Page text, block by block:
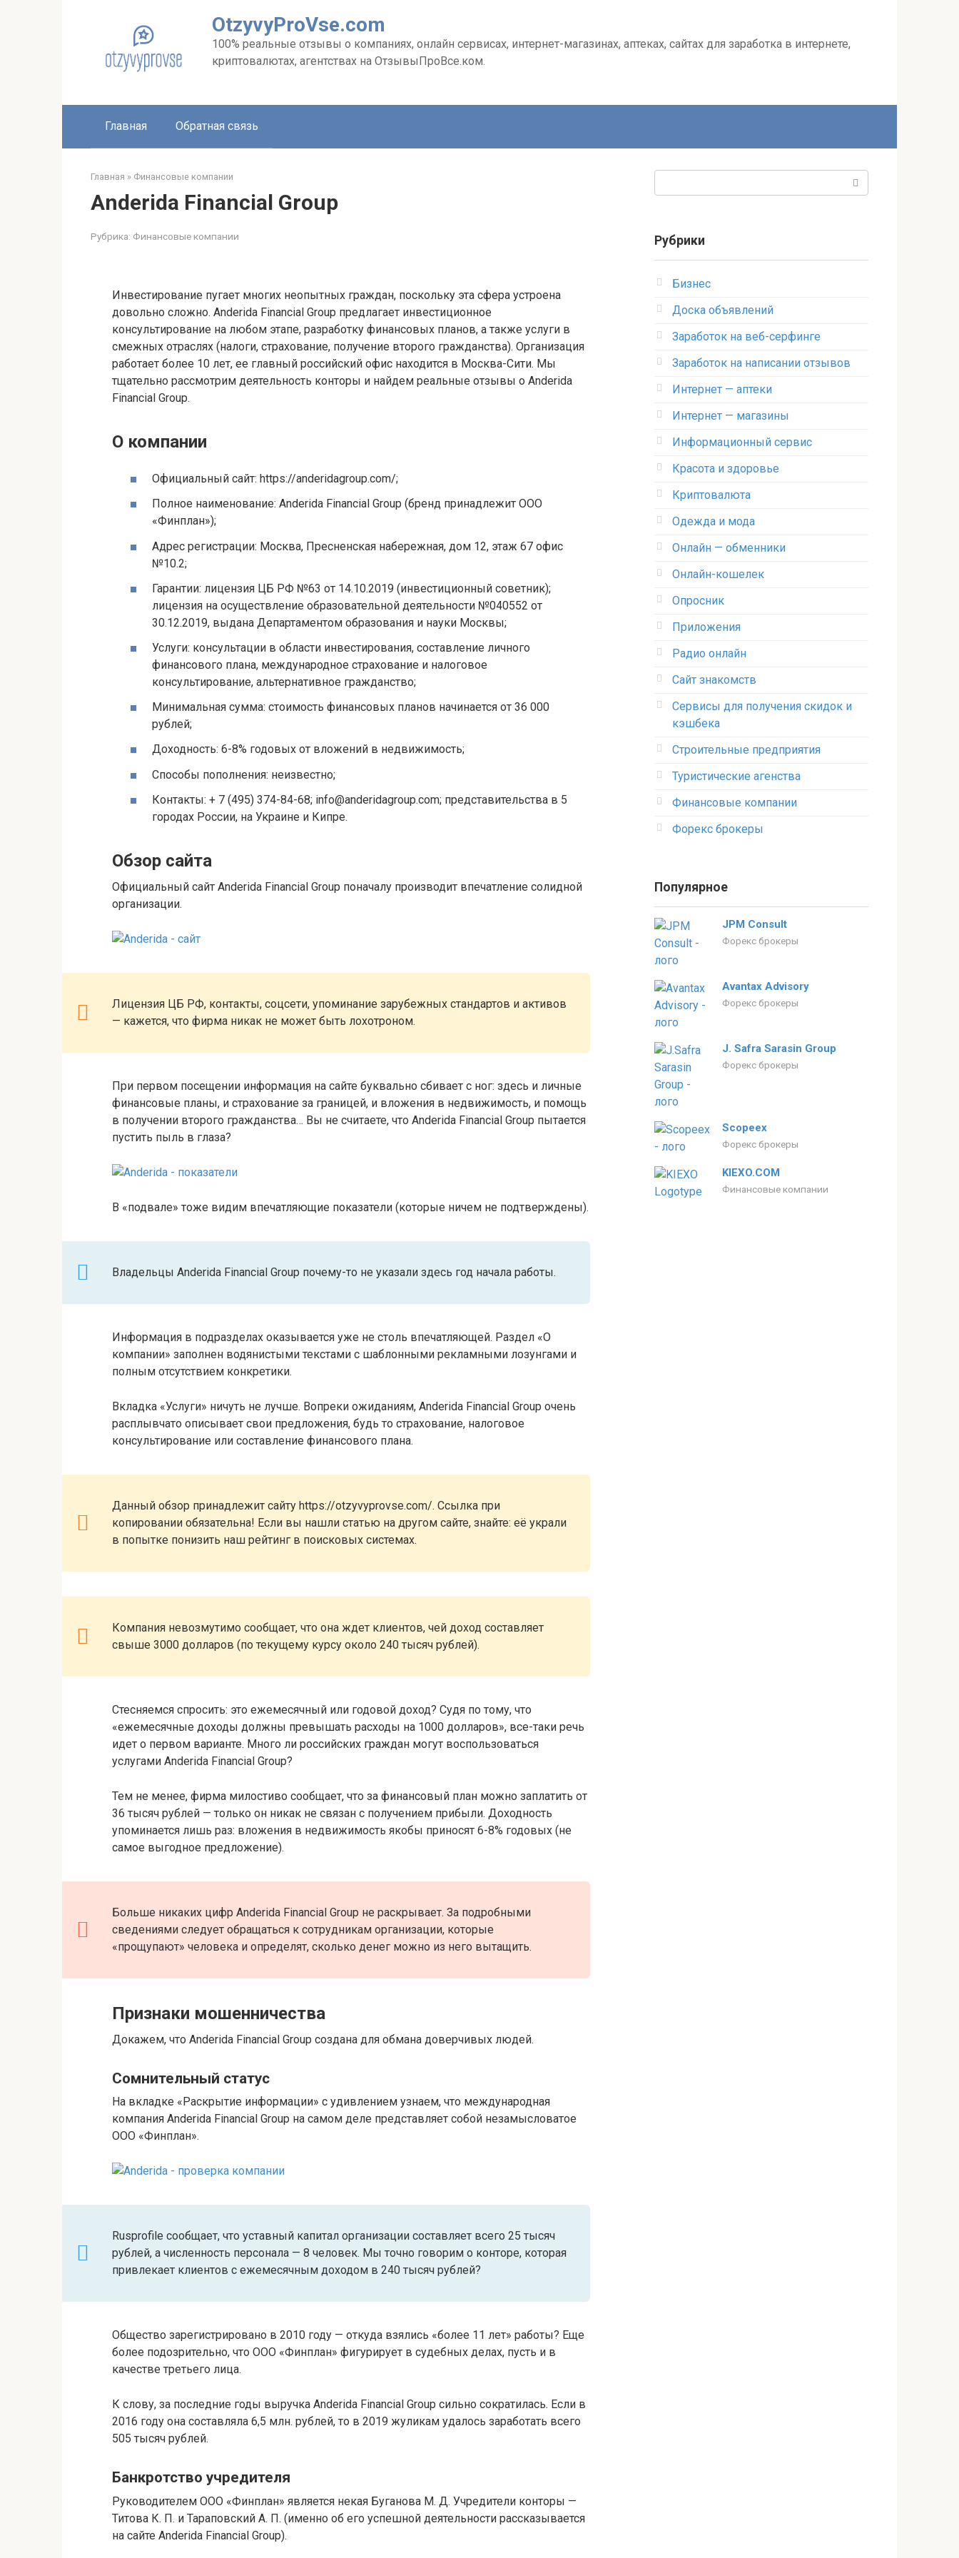
OtzyvyProVse.com
100% реальные отзывы о компаниях, онлайн сервисах, интернет-магазинах, аптеках, сайтах для заработка в интернете,
криптовалютах, агентствах на ОтзывыПроВсе.ком.
Главная Обратная связь
Главная » Финансовые компании
Anderida Financial Group
Рубрика: Финансовые компании
Инвестирование пугает многих неопытных граждан, поскольку эта сфера устроена
довольно сложно. Anderida Financial Group предлагает инвестиционное
консультирование на любом этапе, разработку финансовых планов, а также услуги в
смежных отраслях (налоги, страхование, получение второго гражданства). Организация
работает более 10 лет, ее главный российский офис находится в Москва-Сити. Мы
тщательно рассмотрим деятельность конторы и найдем реальные отзывы о Anderida
Financial Group.
О компании
Официальный сайт: https://anderidagroup.com/;
Полное наименование: Anderida Financial Group (бренд принадлежит ООО
«Финплан»);
Адрес регистрации: Москва, Пресненская набережная, дом 12, этаж 67 офис
№10.2;
Гарантии: лицензия ЦБ РФ №63 от 14.10.2019 (инвестиционный советник);
лицензия на осуществление образовательной деятельности №040552 от
30.12.2019, выдана Департаментом образования и науки Москвы;
Услуги: консультации в области инвестирования, составление личного
финансового плана, международное страхование и налоговое
консультирование, альтернативное гражданство;
Минимальная сумма: стоимость финансовых планов начинается от 36 000
рублей;
Доходность: 6-8% годовых от вложений в недвижимость;
Способы пополнения: неизвестно;
Контакты: + 7 (495) 374-84-68; info@anderidagroup.com; представительства в 5
городах России, на Украине и Кипре.
Обзор сайта
Официальный сайт Anderida Financial Group поначалу производит впечатление солидной
организации.
Лицензия ЦБ РФ, контакты, соцсети, упоминание зарубежных стандартов и активов
— кажется, что фирма никак не может быть лохотроном.
При первом посещении информация на сайте буквально сбивает с ног: здесь и личные
финансовые планы, и страхование за границей, и вложения в недвижимость, и помощь
в получении второго гражданства… Вы не считаете, что Anderida Financial Group пытается
пустить пыль в глаза?
В «подвале» тоже видим впечатляющие показатели (которые ничем не подтверждены).
Владельцы Anderida Financial Group почему-то не указали здесь год начала работы.
Информация в подразделах оказывается уже не столь впечатляющей. Раздел «О
компании» заполнен водянистыми текстами с шаблонными рекламными лозунгами и
полным отсутствием конкретики.
Вкладка «Услуги» ничуть не лучше. Вопреки ожиданиям, Anderida Financial Group очень
расплывчато описывает свои предложения, будь то страхование, налоговое
консультирование или составление финансового плана.
Данный обзор принадлежит сайту https://otzyvyprovse.com/. Ссылка при
копировании обязательна! Если вы нашли статью на другом сайте, знайте: её украли
в попытке понизить наш рейтинг в поисковых системах.
Компания невозмутимо сообщает, что она ждет клиентов, чей доход составляет
свыше 3000 долларов (по текущему курсу около 240 тысяч рублей).
Стесняемся спросить: это ежемесячный или годовой доход? Судя по тому, что
«ежемесячные доходы должны превышать расходы на 1000 долларов», все-таки речь
идет о первом варианте. Много ли российских граждан могут воспользоваться
услугами Anderida Financial Group?
Тем не менее, фирма милостиво сообщает, что за финансовый план можно заплатить от
36 тысяч рублей — только он никак не связан с получением прибыли. Доходность
упоминается лишь раз: вложения в недвижимость якобы приносят 6-8% годовых (не
самое выгодное предложение).
Больше никаких цифр Anderida Financial Group не раскрывает. За подробными
сведениями следует обращаться к сотрудникам организации, которые
«прощупают» человека и определят, сколько денег можно из него вытащить.
Признаки мошенничества
Докажем, что Anderida Financial Group создана для обмана доверчивых людей.
Сомнительный статус
На вкладке «Раскрытие информации» с удивлением узнаем, что международная
компания Anderida Financial Group на самом деле представляет собой незамысловатое
ООО «Финплан».
Rusprofile сообщает, что уставный капитал организации составляет всего 25 тысяч
рублей, а численность персонала — 8 человек. Мы точно говорим о конторе, которая
привлекает клиентов с ежемесячным доходом в 240 тысяч рублей?
Общество зарегистрировано в 2010 году — откуда взялись «более 11 лет» работы? Еще
более подозрительно, что ООО «Финплан» фигурирует в судебных делах, пусть и в
качестве третьего лица.
К слову, за последние годы выручка Anderida Financial Group сильно сократилась. Если в
2016 году она составляла 6,5 млн. рублей, то в 2019 жуликам удалось заработать всего
505 тысяч рублей.
Банкротство учредителя
Руководителем ООО «Финплан» является некая Буганова М. Д. Учредители конторы —
Титова К. П. и Тараповский А. П. (именно об его успешной деятельности рассказывается
на сайте Anderida Financial Group).
Рубрики
Бизнес
Доска объявлений
Заработок на веб-серфинге
Заработок на написании отзывов
Интернет — аптеки
Интернет — магазины
Информационный сервис
Красота и здоровье
Криптовалюта
Одежда и мода
Онлайн — обменники
Онлайн-кошелек
Опросник
Приложения
Радио онлайн
Сайт знакомств
Сервисы для получения скидок и
кэшбека
Строительные предприятия
Туристические агенства
Финансовые компании
Форекс брокеры
Популярное
JPM Consult
Форекс брокеры
Avantax Advisory
Форекс брокеры
J. Safra Sarasin Group
Форекс брокеры
Scopeex
Форекс брокеры
KIEXO.COM
Финансовые компании